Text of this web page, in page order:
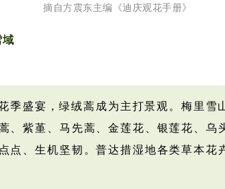
摘自方震东主编《迪庆观花手册》
季盛宴，绿绒蒿成为主打景观。梅里雪
、紫堇、马先蒿、金莲花、银莲花、乌
点、生机坚韧。普达措湿地各类草本花